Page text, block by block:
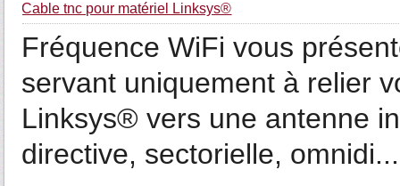
Cable tnc pour matériel Linksys®
Fréquence WiFi vous
servant uniquement à relier
Linksys® vers une antenne
directive, sectorielle, omnidi...